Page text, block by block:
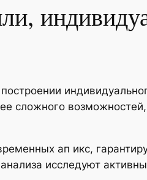
сложного
ап икс,
исследуют